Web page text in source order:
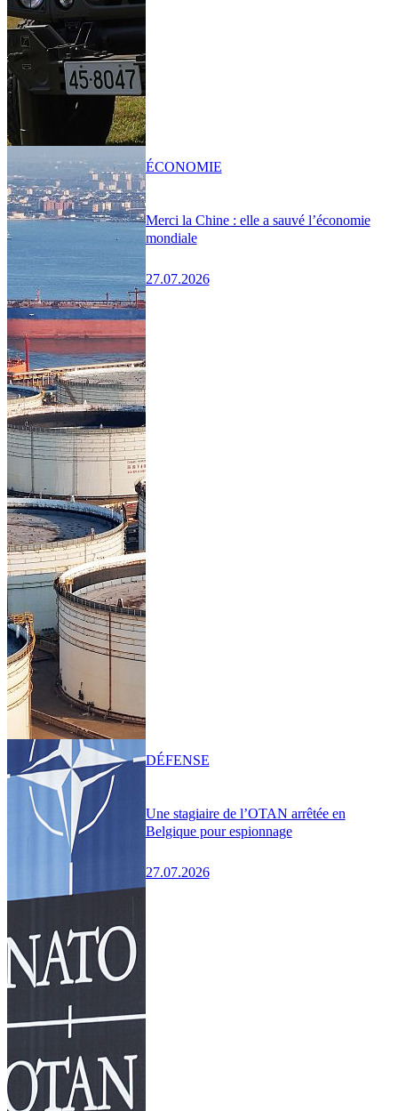
Merci la Chine : elle a sauvé l’économie
mondiale
27.07.2026
ÉCONOMIE
Une stagiaire de l’OTAN arrêtée en
Belgique pour espionnage
27.07.2026
DÉFENSE